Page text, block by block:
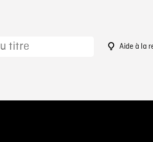
Aide à la